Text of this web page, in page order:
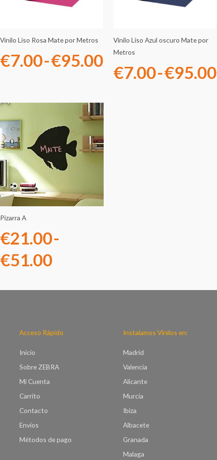
Vinilo Liso Rosa Mate por Metros
€7.00-€95.00
hasta
€95.00
Vinilo Liso Azul oscuro Mate por
Metros
€7.00-€95.00
Pizarra A
€21.00-
€51.00
Rango
de
precios:
desde
€21.00
€51.00
Acceso Rápido
Inicio
Sobre ZEBRA
Mi Cuenta
Carrito
Contacto
Envíos
Métodos de pago
Instalamos Vinilos en:
Madrid
Valencia
Alicante
Murcia
Ibiza
Albacete
Granada
Malaga